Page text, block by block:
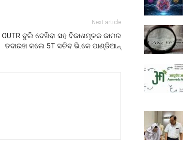
Next article
ବୁଲି ଦେଖିବା ସହ ବିକାଶମୂଳକ କାମର
ତଦାରଖ କଲେ 5T ସଚିବ ଭି.କେ ପାଣ୍ଡିଆନ୍‌